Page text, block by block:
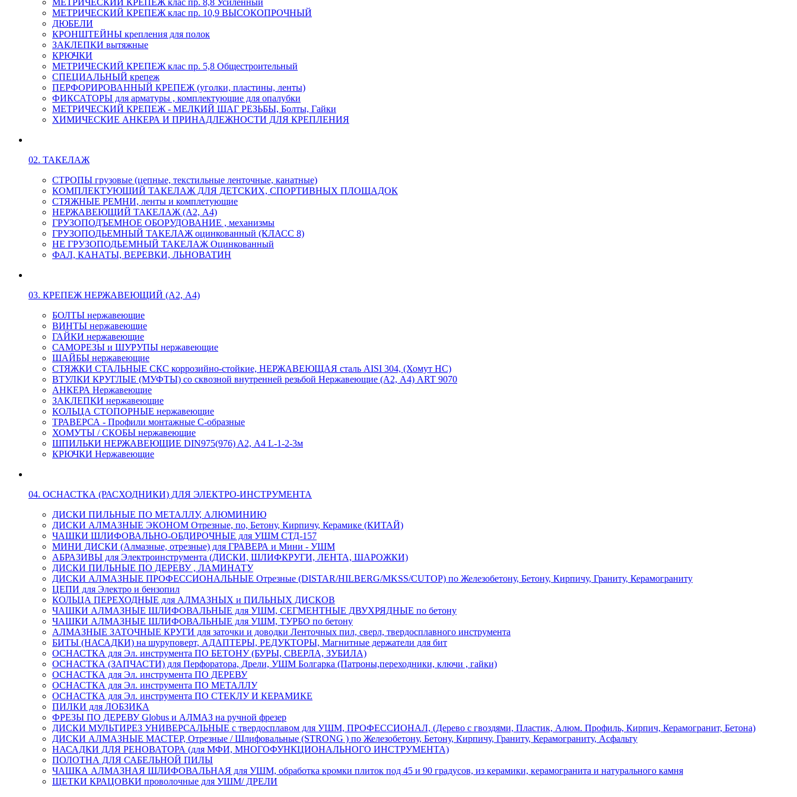
МЕТРИЧЕСКИЙ КРЕПЕЖ клас пр. 8,8 Усиленный
МЕТРИЧЕСКИЙ КРЕПЕЖ клас пр. 10,9 ВЫСОКОПРОЧНЫЙ
ДЮБЕЛИ
КРОНШТЕЙНЫ крепления для полок
ЗАКЛЕПКИ вытяжные
КРЮЧКИ
МЕТРИЧЕСКИЙ КРЕПЕЖ клас пр. 5,8 Общестроительный
СПЕЦИАЛЬНЫЙ крепеж
ПЕРФОРИРОВАННЫЙ КРЕПЕЖ (уголки, пластины, ленты)
ФИКСАТОРЫ для арматуры , комплектующие для опалубки
МЕТРИЧЕСКИЙ КРЕПЕЖ - МЕЛКИЙ ШАГ РЕЗЬБЫ, Болты, Гайки
ХИМИЧЕСКИЕ АНКЕРА И ПРИНАДЛЕЖНОСТИ ДЛЯ КРЕПЛЕНИЯ
02. ТАКЕЛАЖ
СТРОПЫ грузовые (цепные, текстильные ленточные, канатные)
КОМПЛЕКТУЮЩИЙ ТАКЕЛАЖ ДЛЯ ДЕТСКИХ, СПОРТИВНЫХ ПЛОЩАДОК
СТЯЖНЫЕ РЕМНИ, ленты и комплетующие
НЕРЖАВЕЮЩИЙ ТАКЕЛАЖ (А2, А4)
ГРУЗОПОДЪЕМНОЕ ОБОРУДОВАНИЕ , механизмы
ГРУЗОПОДЬЕМНЫЙ ТАКЕЛАЖ оцинкованный (КЛАСС 8)
НЕ ГРУЗОПОДЬЕМНЫЙ ТАКЕЛАЖ Оцинкованный
ФАЛ, КАНАТЫ, ВЕРЕВКИ, ЛЬНОВАТИН
03. КРЕПЕЖ НЕРЖАВЕЮЩИЙ (А2, А4)
БОЛТЫ нержавеющие
ВИНТЫ нержавеющие
ГАЙКИ нержавеющие
САМОРЕЗЫ и ШУРУПЫ нержавеющие
ШАЙБЫ нержавеющие
СТЯЖКИ СТАЛЬНЫЕ СКС коррозийно-стойкие, НЕРЖАВЕЮЩАЯ сталь AISI 304, (Хомут НС)
ВТУЛКИ КРУГЛЫЕ (МУФТЫ) со сквозной внутренней резьбой Нержавеющие (А2, А4) ART 9070
АНКЕРА Нержавеющие
ЗАКЛЕПКИ нержавеющие
КОЛЬЦА СТОПОРНЫЕ нержавеющие
ТРАВЕРСА - Профили монтажные С-образные
ХОМУТЫ / СКОБЫ нержавеющие
ШПИЛЬКИ НЕРЖАВЕЮЩИЕ DIN975(976) A2, А4 L-1-2-3м
КРЮЧКИ Нержавеющие
04. ОСНАСТКА (РАСХОДНИКИ) ДЛЯ ЭЛЕКТРО-ИНСТРУМЕНТА
ДИСКИ ПИЛЬНЫЕ ПО МЕТАЛЛУ, АЛЮМИНИЮ
ДИСКИ АЛМАЗНЫЕ ЭКОНОМ Отрезные, по, Бетону, Кирпичу, Керамике (КИТАЙ)
ЧАШКИ ШЛИФОВАЛЬНО-ОБДИРОЧНЫЕ для УШМ СТД-157
МИНИ ДИСКИ (Алмазные, отрезные) для ГРАВЕРА и Мини - УШМ
АБРАЗИВЫ для Электроинструмента (ДИСКИ, ШЛИФКРУГИ, ЛЕНТА, ШАРОЖКИ)
ДИСКИ ПИЛЬНЫЕ ПО ДЕРЕВУ , ЛАМИНАТУ
ДИСКИ АЛМАЗНЫЕ ПРОФЕССИОНАЛЬНЫЕ Отрезные (DISTAR/HILBERG/MKSS/CUTOP) по Железобетону, Бетону, Кирпичу, Граниту, Керамограниту
ЦЕПИ для Электро и бензопил
КОЛЬЦА ПЕРЕХОДНЫЕ для АЛМАЗНЫХ и ПИЛЬНЫХ ДИСКОВ
ЧАШКИ АЛМАЗНЫЕ ШЛИФОВАЛЬНЫЕ для УШМ, СЕГМЕНТНЫЕ ДВУХРЯДНЫЕ по бетону
ЧАШКИ АЛМАЗНЫЕ ШЛИФОВАЛЬНЫЕ для УШМ, ТУРБО по бетону
АЛМАЗНЫЕ ЗАТОЧНЫЕ КРУГИ для заточки и доводки Ленточных пил, сверл, твердосплавного инструмента
БИТЫ (НАСАДКИ) на шуруповерт, АДАПТЕРЫ, РЕДУКТОРЫ, Магнитные держатели для бит
ОСНАСТКА для Эл. инструмента ПО БЕТОНУ (БУРЫ, СВЕРЛА, ЗУБИЛА)
ОСНАСТКА (ЗАПЧАСТИ) для Перфоратора, Дрели, УШМ Болгарка (Патроны,переходники, ключи , гайки)
ОСНАСТКА для Эл. инструмента ПО ДЕРЕВУ
ОСНАСТКА для Эл. инструмента ПО МЕТАЛЛУ
ОСНАСТКА для Эл. инструмента ПО СТЕКЛУ И КЕРАМИКЕ
ПИЛКИ для ЛОБЗИКА
ФРЕЗЫ ПО ДЕРЕВУ Globus и АЛМАЗ на ручной фрезер
ДИСКИ МУЛЬТИРЕЗ УНИВЕРСАЛЬНЫЕ с твердосплавом для УШМ, ПРОФЕССИОНАЛ, (Дерево с гвоздями, Пластик, Алюм. Профиль, Кирпич, Керамогранит, Бетона)
ДИСКИ АЛМАЗНЫЕ МАСТЕР, Отрезные / Шлифовальные (STRONG ) по Железобетону, Бетону, Кирпичу, Граниту, Керамограниту, Асфальту
НАСАДКИ ДЛЯ РЕНОВАТОРА (для МФИ, МНОГОФУНКЦИОНАЛЬНОГО ИНСТРУМЕНТА)
ПОЛОТНА ДЛЯ САБЕЛЬНОЙ ПИЛЫ
ЧАШКА АЛМАЗНАЯ ШЛИФОВАЛЬНАЯ для УШМ, обработка кромки плиток под 45 и 90 градусов, из керамики, керамогранита и натурального камня
ЩЕТКИ КРАЦОВКИ проволочные для УШМ/ ДРЕЛИ